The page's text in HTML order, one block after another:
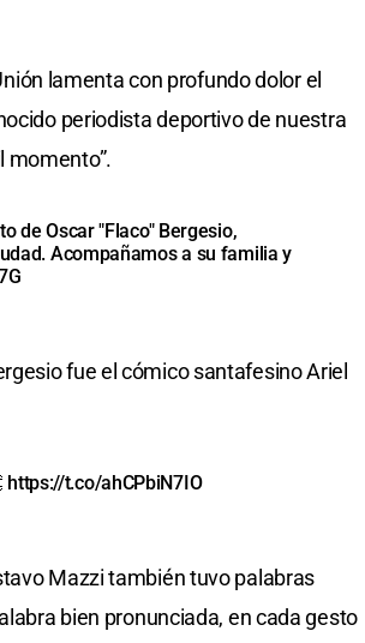
lamenta con profundo dolor el
periodista deportivo de nuestra
momento”.
de Oscar "Flaco" Bergesio,
Acompañamos a su familia y
fue el cómico santafesino Ariel
https://t.co/ahCPbiN7IO
Mazzi también tuvo palabras
bien pronunciada, en cada gesto